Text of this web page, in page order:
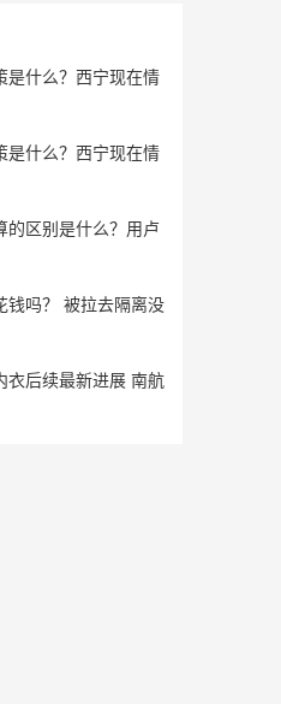
是什么？西宁现在情
是什么？西宁现在情
的区别是什么？用卢
钱吗？ 被拉去隔离没
续最新进展 南航